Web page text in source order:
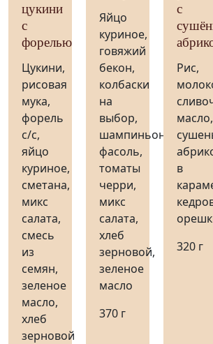
цукини
с
форелью
Цукини,
рисовая
мука,
форель
с/с,
яйцо
куриное,
сметана,
микс
салата,
смесь
из
семян,
зеленое
масло,
хлеб
зерновой
Яйцо
куриное,
говяжий
бекон,
колбаски
на
выбор,
шампиньоны,
фасоль,
томаты
черри,
микс
салата,
хлеб
зерновой,
зеленое
масло
370 г
с
Рис,
масло,
в
320 г